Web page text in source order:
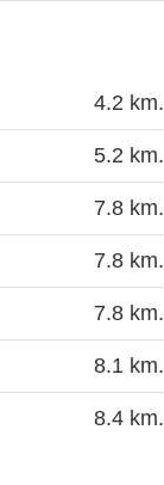
4.2 km.
5.2 km.
7.8 km.
7.8 km.
7.8 km.
8.1 km.
8.4 km.